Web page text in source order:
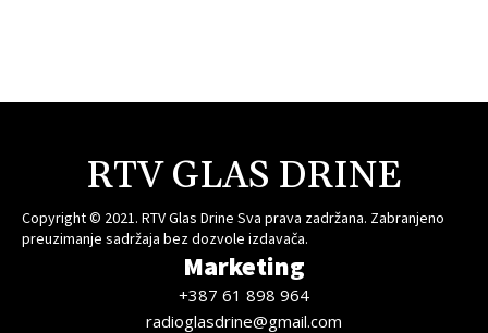
RTV GLAS DRINE
Copyright © 2021. RTV Glas Drine Sva prava zadržana. Zabranjeno
preuzimanje sadržaja bez dozvole izdavača.
Marketing
+387 61 898 964
radioglasdrine@gmail.com